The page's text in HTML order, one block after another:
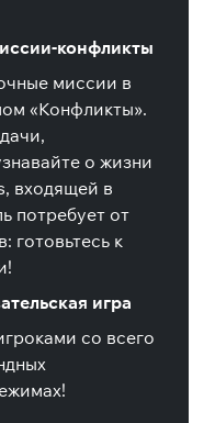
конфликты
миссии в
«Конфликты».
о жизни
входящей в
потребует от
готовьтесь к
игра
со всего